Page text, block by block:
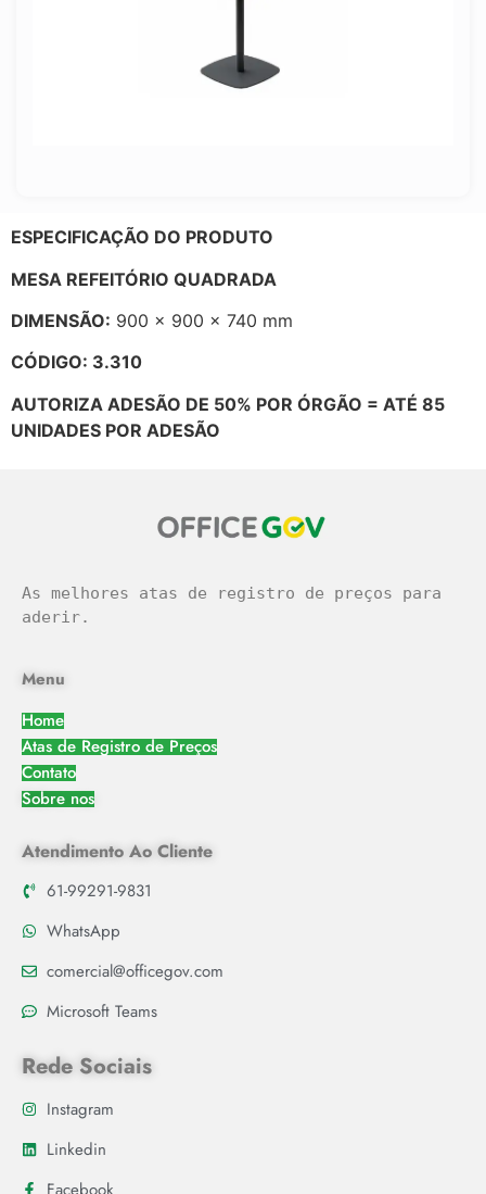
ESPECIFICAÇÃO DO PRODUTO
MESA REFEITÓRIO QUADRADA
DIMENSÃO: 900 x 900 x 740 mm
CÓDIGO: 3.310
AUTORIZA ADESÃO DE 50% POR ÓRGÃO = ATÉ 85
UNIDADES POR ADESÃO
As melhores atas de registro de preços para
aderir.
Menu
Home
Atas de Registro de Preços
Contato
Sobre nos
Atendimento Ao Cliente
61-99291-9831
WhatsApp
comercial@officegov.com
Microsoft Teams
Rede Sociais
Instagram
Linkedin